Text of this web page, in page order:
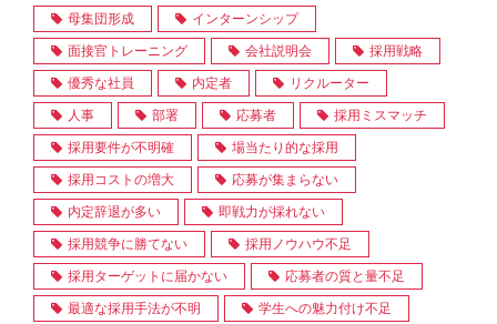
母集団形成 インターンシップ
面接官トレーニング 会社説明会 採用戦略
優秀な社員 内定者 リクルーター
人事 部署 応募者 採用ミスマッチ
採用要件が不明確 場当たり的な採用
採用コストの増大 応募が集まらない
内定辞退が多い 即戦力が採れない
採用競争に勝てない 採用ノウハウ不足
採用ターゲットに届かない 応募者の質と量不足
最適な採用手法が不明 学生への魅力付け不足